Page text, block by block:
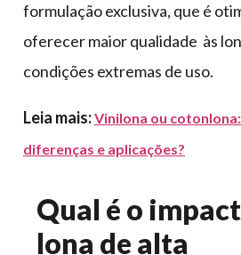
formulação exclusiva, que é
oferecer maior qualidade às
condições extremas de uso.
Leia mais:Vinilona ou
diferenças e aplicações?
Qual é o
lona de alta